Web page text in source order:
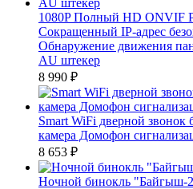
1080P Полный HD ONVIF
Сокращенный IP-адрес
Обнаружение движения
AU штекер
8 990 ₽
Smart WiFi дверной звонок
камера Домофон
8 653 ₽
Ночной бинокль "Байгыш-